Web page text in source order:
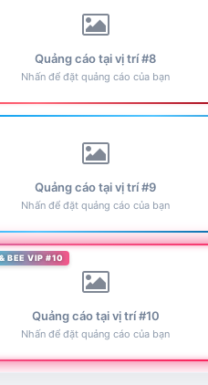
Quảng cáo tại vị trí #8
Nhấn để đặt quảng cáo của bạn
Quảng cáo tại vị trí #9
Nhấn để đặt quảng cáo của bạn
BEE VIP #10
Quảng cáo tại vị trí #10
Nhấn để đặt quảng cáo của bạn